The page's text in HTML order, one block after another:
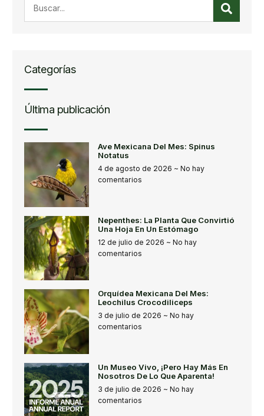
Categorías
Última publicación
Ave Mexicana Del Mes: Spinus
Notatus
4 de agosto de 2026
No hay
comentarios
Nepenthes: La Planta Que Convirtió
Una Hoja En Un Estómago
12 de julio de 2026
No hay
comentarios
Orquídea Mexicana Del Mes:
Leochilus Crocodiliceps
3 de julio de 2026
No hay
comentarios
Un Museo Vivo, ¡pero Hay Más En
Nosotros De Lo Que Aparenta!
3 de julio de 2026
No hay
comentarios